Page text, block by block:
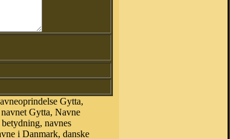
Gytta,
Gytta, Navne
navnes
i Danmark, danske